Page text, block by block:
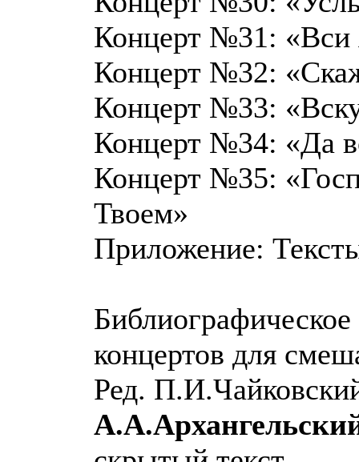
Концерт №31: «Вси
Концерт №32:
Концерт №33:
Концерт №34: «Да
Концерт №35:
Твоем»
Приложение:
концертов для
Ред.